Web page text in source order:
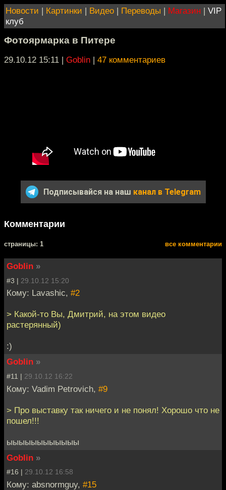
Новости | Картинки | Видео | Переводы | Магазин | VIP
клуб
Фотоярмарка в Питере
29.10.12 15:11 | Goblin | 47 комментариев
Подписывайся на наш канал в Telegram
Комментарии
cтраницы: 1 все комментарии
Goblin »
#3 | 29.10.12 15:20
Кому: Lavashic, #2
> Какой-то Вы, Дмитрий, на этом видео
растерянный)
:)
Goblin »
#11 | 29.10.12 16:22
Кому: Vadim Petrovich, #9
> Про выставку так ничего и не понял! Хорошо что не
пошел!!!
ыыыыыыыыыыыы
Goblin »
#16 | 29.10.12 16:58
Кому: absnormguy, #15